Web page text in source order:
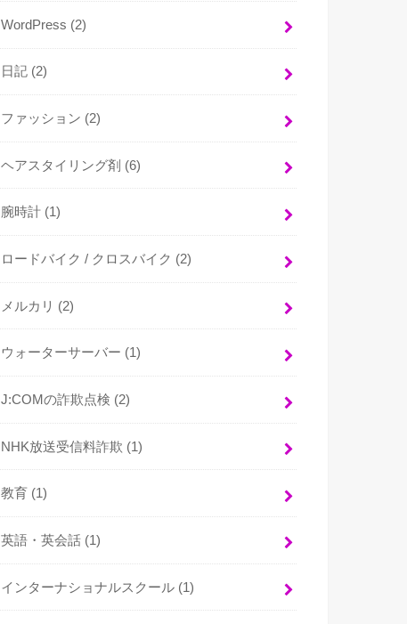
WordPress (2)
日記 (2)
ファッション (2)
ヘアスタイリング剤 (6)
腕時計 (1)
ロードバイク / クロスバイク (2)
メルカリ (2)
ウォーターサーバー (1)
J:COMの詐欺点検 (2)
NHK放送受信料詐欺 (1)
教育 (1)
英語・英会話 (1)
インターナショナルスクール (1)